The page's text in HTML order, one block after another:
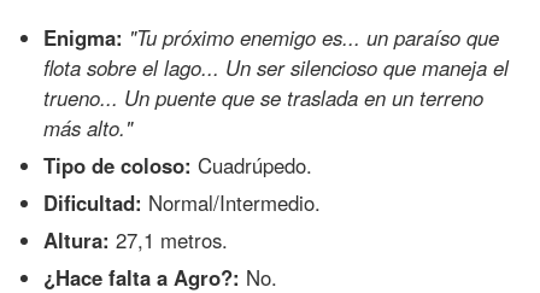
Enigma: "Tu próximo enemigo es... un paraíso que
flota sobre el lago... Un ser silencioso que maneja el
trueno... Un puente que se traslada en un terreno
más alto."
Tipo de coloso: Cuadrúpedo.
Dificultad: Normal/Intermedio.
Altura: 27,1 metros.
¿Hace falta a Agro?: No.